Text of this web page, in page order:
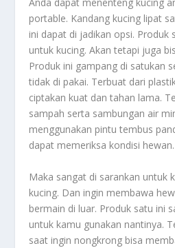
portable. Kandang kucing lipat
ini dapat di jadikan opsi. Produk
untuk kucing. Akan tetapi juga
Produk ini gampang di satukan
tidak di pakai. Terbuat dari
ciptakan kuat dan tahan lama.
sampah serta sambungan air
menggunakan pintu tembus
dapat memeriksa kondisi hewan.
Maka sangat di sarankan untuk
kucing. Dan ingin membawa
bermain di luar. Produk satu ini
untuk kamu gunakan nantinya.
saat ingin nongkrong bisa